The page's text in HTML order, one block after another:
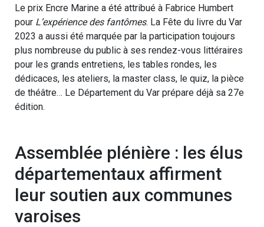
Le prix Encre Marine a été attribué à Fabrice Humbert
pour L’expérience des fantômes. La Fête du livre du Var
2023 a aussi été marquée par la participation toujours
plus nombreuse du public à ses rendez-vous littéraires
pour les grands entretiens, les tables rondes, les
dédicaces, les ateliers, la master class, le quiz, la pièce
de théâtre… Le Département du Var prépare déjà sa 27e
édition.
Assemblée plénière : les élus
départementaux affirment
leur soutien aux communes
varoises